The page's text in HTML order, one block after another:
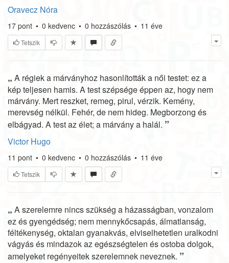
Oravecz Nóra
17 pont • 0 kedvenc • 0 hozzászólás • 11 éve
Tetszik
„ A régiek a márványhoz hasonlították a női testet: ez a
kép teljesen hamis. A test szépsége éppen az, hogy nem
márvány. Mert reszket, remeg, pirul, vérzik. Kemény,
merevség nélkül. Fehér, de nem hideg. Megborzong és
elbágyad. A test az élet; a márvány a halál. ”
Victor Hugo
11 pont • 0 kedvenc • 0 hozzászólás • 11 éve
Tetszik
„ A szerelemre nincs szükség a házasságban, vonzalom
ez és gyengédség; nem mennykőcsapás, álmatlanság,
féltékenység, oktalan gyanakvás, elviselhetetlen uralkodni
vágyás és mindazok az egészségtelen és ostoba dolgok,
amelyeket regényeitek szerelemnek neveznek. ”